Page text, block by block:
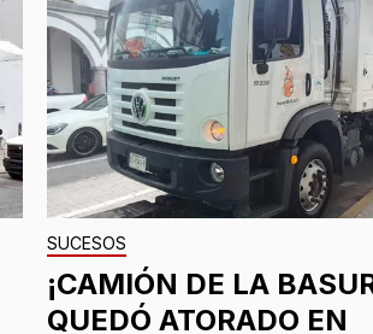
SUCESOS
¡CAMIÓN DE LA
QUEDÓ ATORADO EN